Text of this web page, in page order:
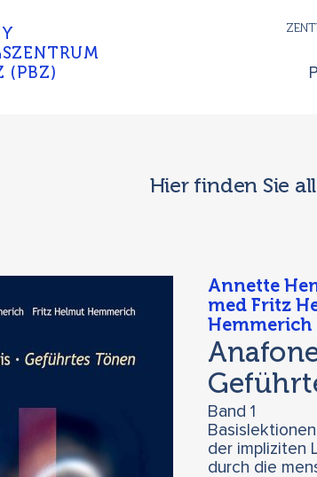
(PBZ)
Hier finden Sie
Annette
med Fritz
Hemmerich
Band 1
der impliziten
durch die